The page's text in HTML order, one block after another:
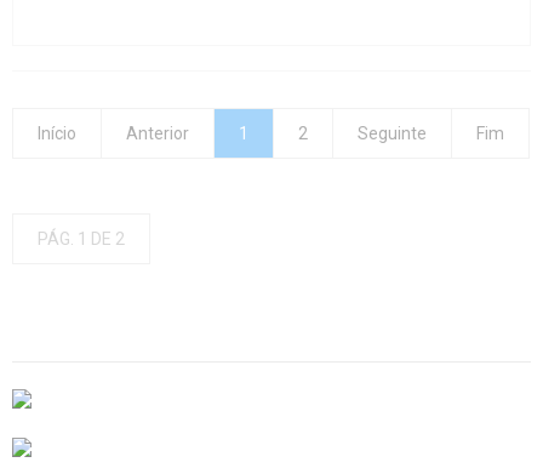
Início Anterior 1 2 Seguinte Fim
PÁG. 1 DE 2